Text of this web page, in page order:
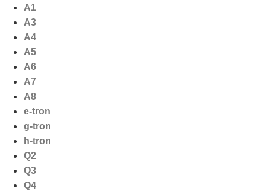
naar
inhoud
A1
A3
A4
A5
A6
A7
A8
e-tron
g-tron
h-tron
Q2
Q3
Q4